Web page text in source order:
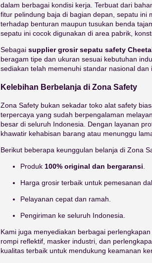
dalam berbagai kondisi kerja. Terbuat dari
fitur pelindung baja di bagian depan, sepatu ini
terhadap benturan maupun tusukan benda
sepatu ini cocok digunakan di area pabrik,
Sebagai supplier grosir sepatu safety
beragam tipe dan ukuran sesuai kebutuhan
sediakan telah memenuhi standar nasional dan
Kelebihan Berbelanja di Zona Safety
Zona Safety bukan sekadar toko alat safety
terpercaya yang sudah berpengalaman
besar di seluruh Indonesia. Dengan layanan
khawatir kehabisan barang atau menunggu
Berikut beberapa keunggulan belanja di Zona
Produk 100% original dan bergaransi
Harga grosir terbaik untuk pemesanan
Pelayanan cepat dan ramah.
Pengiriman ke seluruh Indonesia.
Kami juga menyediakan berbagai
rompi reflektif, masker industri, dan
kualitas terbaik untuk mendukung keamanan